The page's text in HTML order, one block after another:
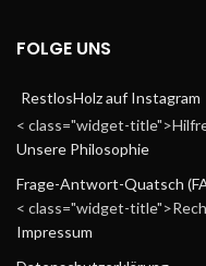
FOLGE UNS
RestlosHolz auf Instagram
< class="widget-
Unsere Philosophie
Frage-Antwort-Quatsch
< class="widget-
Impressum